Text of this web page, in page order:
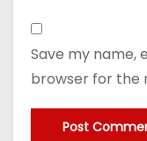
Save my name,
browser for the